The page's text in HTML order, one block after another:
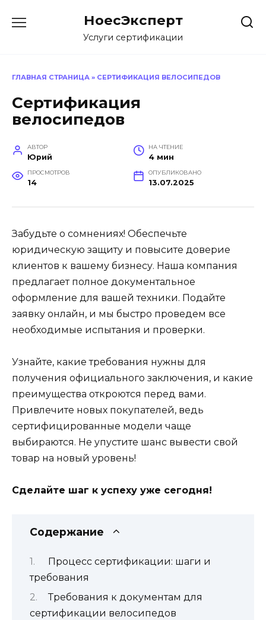
НоесЭксперт
Услуги сертификации
ГЛАВНАЯ СТРАНИЦА » СЕРТИФИКАЦИЯ ВЕЛОСИПЕДОВ
Сертификация
велосипедов
АВТОР
Юрий
НА ЧТЕНИЕ
4 мин
ПРОСМОТРОВ
14
ОПУБЛИКОВАНО
13.07.2025
Забудьте о сомнениях! Обеспечьте
юридическую защиту и повысите доверие
клиентов к вашему бизнесу. Наша компания
предлагает полное документальное
оформление для вашей техники. Подайте
заявку онлайн, и мы быстро проведем все
необходимые испытания и проверки.
Узнайте, какие требования нужны для
получения официального заключения, и какие
преимущества откроются перед вами.
Привлечите новых покупателей, ведь
сертифицированные модели чаще
выбираются. Не упустите шанс вывести свой
товар на новый уровень!
Сделайте шаг к успеху уже сегодня!
Содержание
Процесс сертификации: шаги и
требования
Требования к документам для
сертификации велосипедов